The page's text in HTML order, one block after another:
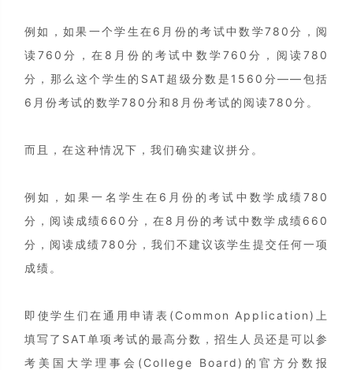
例如，如果一个学生在6月份的考试中数学780分，阅
读760分，在8月份的考试中数学760分，阅读780
分，那么这个学生的SAT超级分数是1560分——包括
6月份考试的数学780分和8月份考试的阅读780分。
而且，在这种情况下，我们确实建议拼分。
例如，如果一名学生在6月份的考试中数学成绩780
分，阅读成绩660分，在8月份的考试中数学成绩660
分，阅读成绩780分，我们不建议该学生提交任何一项
成绩。
即使学生们在通用申请表(Common Application)上
填写了SAT单项考试的最高分数，招生人员还是可以参
考美国大学理事会(College Board)的官方分数报